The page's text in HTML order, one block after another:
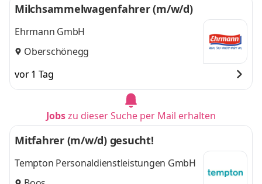
Milchsammelwagenfahrer (m/w/d)
Ehrmann GmbH
Oberschönegg
vor 1 Tag
Jobszu dieser Suche per Mail erhalten
Mitfahrer (m/w/d) gesucht!
Tempton Personaldienstleistungen GmbH